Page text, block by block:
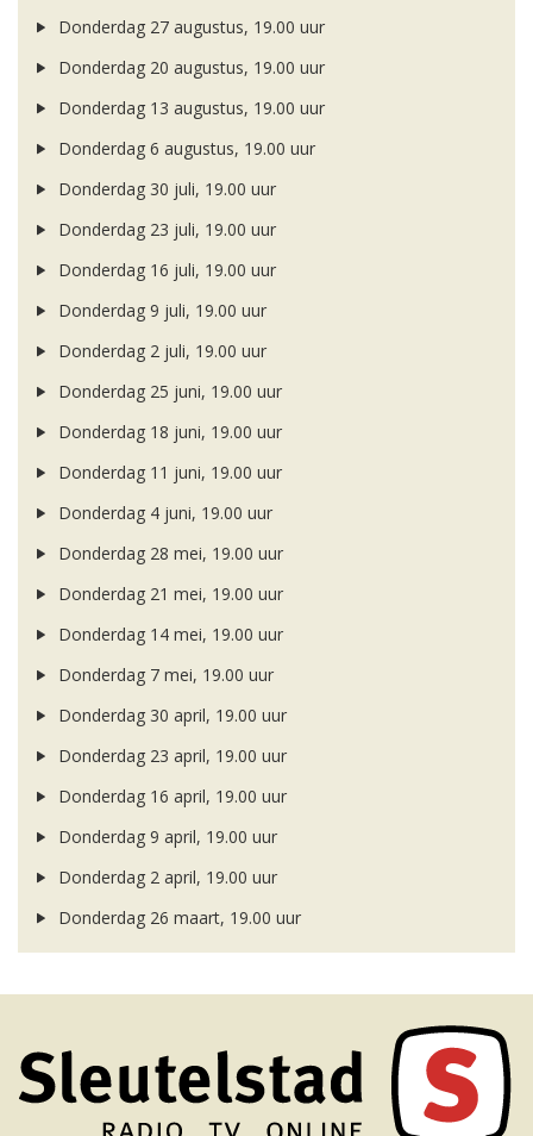
Donderdag 27 augustus, 19.00 uur
Donderdag 20 augustus, 19.00 uur
Donderdag 13 augustus, 19.00 uur
Donderdag 6 augustus, 19.00 uur
Donderdag 30 juli, 19.00 uur
Donderdag 23 juli, 19.00 uur
Donderdag 16 juli, 19.00 uur
Donderdag 9 juli, 19.00 uur
Donderdag 2 juli, 19.00 uur
Donderdag 25 juni, 19.00 uur
Donderdag 18 juni, 19.00 uur
Donderdag 11 juni, 19.00 uur
Donderdag 4 juni, 19.00 uur
Donderdag 28 mei, 19.00 uur
Donderdag 21 mei, 19.00 uur
Donderdag 14 mei, 19.00 uur
Donderdag 7 mei, 19.00 uur
Donderdag 30 april, 19.00 uur
Donderdag 23 april, 19.00 uur
Donderdag 16 april, 19.00 uur
Donderdag 9 april, 19.00 uur
Donderdag 2 april, 19.00 uur
Donderdag 26 maart, 19.00 uur